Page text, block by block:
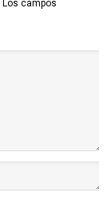
Los campos